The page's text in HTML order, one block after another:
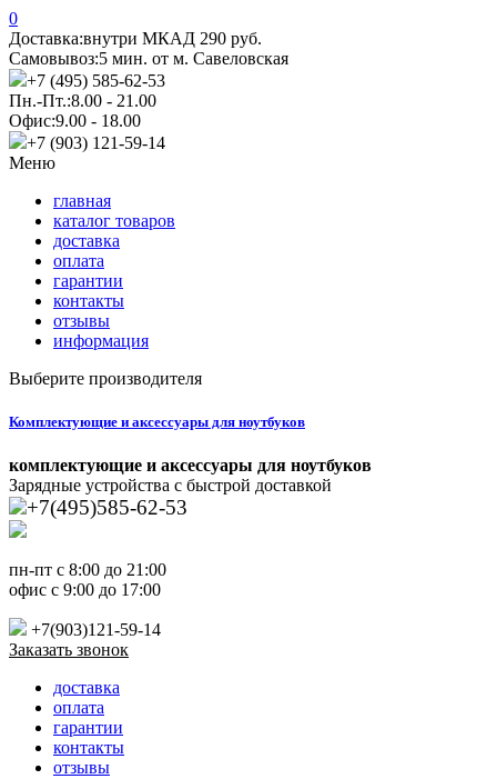
0
Доставка:внутри МКАД 290 руб.
Самовывоз:5 мин. от м. Савеловская
+7 (495) 585-62-53
Пн.-Пт.:8.00 - 21.00
Офис:9.00 - 18.00
+7 (903) 121-59-14
Меню
главная
каталог товаров
доставка
оплата
гарантии
контакты
отзывы
информация
Выберите производителя
Комплектующие и аксессуары для ноутбуков
комплектующие и аксессуары для ноутбуков
Зарядные устройства с быстрой доставкой
+7(495)585-62-53
пн-пт с 8:00 до 21:00
офис с 9:00 до 17:00
+7(903)121-59-14
Заказать звонок
доставка
оплата
гарантии
контакты
отзывы